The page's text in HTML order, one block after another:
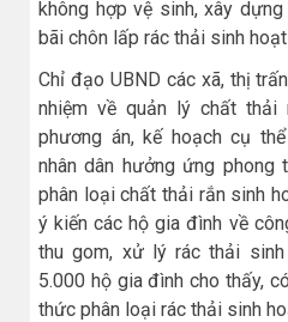
không hợp vệ sinh, xây
bãi chôn lấp rác thải sinh
Chỉ đạo UBND các xã, thị
nhiệm về quản lý chất thải
phương án, kế hoạch cụ
nhân dân hưởng ứng phong
phân loại chất thải rắn sinh
ý kiến các hộ gia đình về
thu gom, xử lý rác thải
5.000 hộ gia đình cho thấy,
thức phân loại rác thải sinh